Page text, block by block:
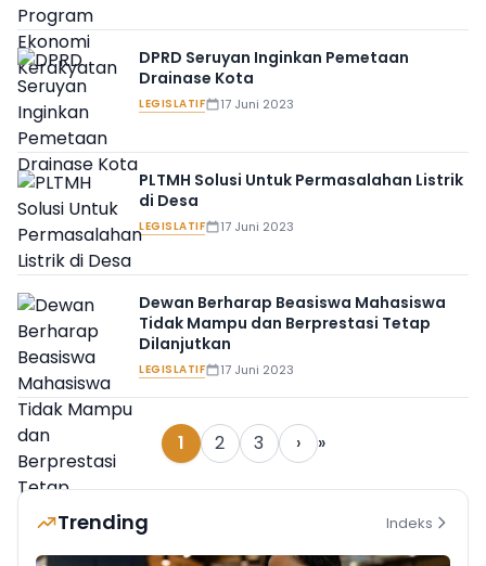
DPRD Seruyan Inginkan Pemetaan
Drainase Kota
LEGISLATIF 17 Juni 2023
PLTMH Solusi Untuk Permasalahan Listrik
di Desa
LEGISLATIF 17 Juni 2023
Dewan Berharap Beasiswa Mahasiswa
Tidak Mampu dan Berprestasi Tetap
Dilanjutkan
LEGISLATIF 17 Juni 2023
1 2 3 › »
Trending Indeks